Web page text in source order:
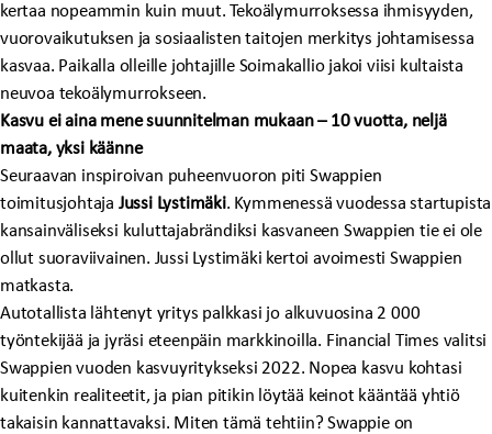
kertaa nopeammin kuin muut. Tekoälymurroksessa ihmisyyden,
vuorovaikutuksen ja sosiaalisten taitojen merkitys johtamisessa
kasvaa. Paikalla olleille johtajille Soimakallio jakoi viisi kultaista
neuvoa tekoälymurrokseen.
Kasvu ei aina mene suunnitelman mukaan – 10 vuotta, neljä
maata, yksi käänne
Seuraavan inspiroivan puheenvuoron piti Swappien
toimitusjohtaja Jussi Lystimäki. Kymmenessä vuodessa startupista
kansainväliseksi kuluttajabrändiksi kasvaneen Swappien tie ei ole
ollut suoraviivainen. Jussi Lystimäki kertoi avoimesti Swappien
matkasta.
Autotallista lähtenyt yritys palkkasi jo alkuvuosina 2 000
työntekijää ja jyräsi eteenpäin markkinoilla. Financial Times valitsi
Swappien vuoden kasvuyritykseksi 2022. Nopea kasvu kohtasi
kuitenkin realiteetit, ja pian pitikin löytää keinot kääntää yhtiö
takaisin kannattavaksi. Miten tämä tehtiin? Swappie on